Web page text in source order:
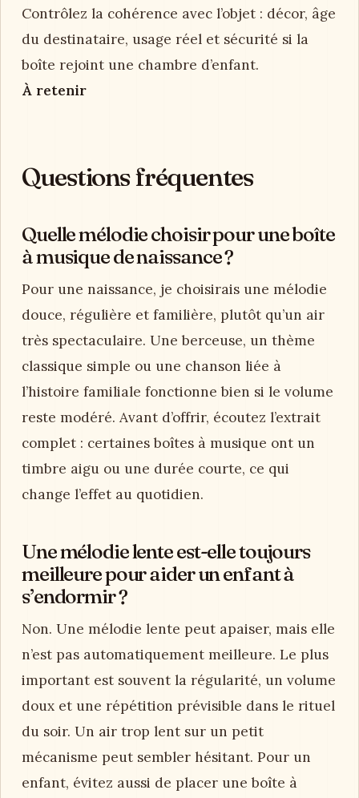
Contrôlez la cohérence avec l’objet : décor, âge
du destinataire, usage réel et sécurité si la
boîte rejoint une chambre d’enfant.
À retenir
Questions fréquentes
Quelle mélodie choisir pour une boîte
à musique de naissance ?
Pour une naissance, je choisirais une mélodie
douce, régulière et familière, plutôt qu’un air
très spectaculaire. Une berceuse, un thème
classique simple ou une chanson liée à
l’histoire familiale fonctionne bien si le volume
reste modéré. Avant d’offrir, écoutez l’extrait
complet : certaines boîtes à musique ont un
timbre aigu ou une durée courte, ce qui
change l’effet au quotidien.
Une mélodie lente est-elle toujours
meilleure pour aider un enfant à
s’endormir ?
Non. Une mélodie lente peut apaiser, mais elle
n’est pas automatiquement meilleure. Le plus
important est souvent la régularité, un volume
doux et une répétition prévisible dans le rituel
du soir. Un air trop lent sur un petit
mécanisme peut sembler hésitant. Pour un
enfant, évitez aussi de placer une boîte à